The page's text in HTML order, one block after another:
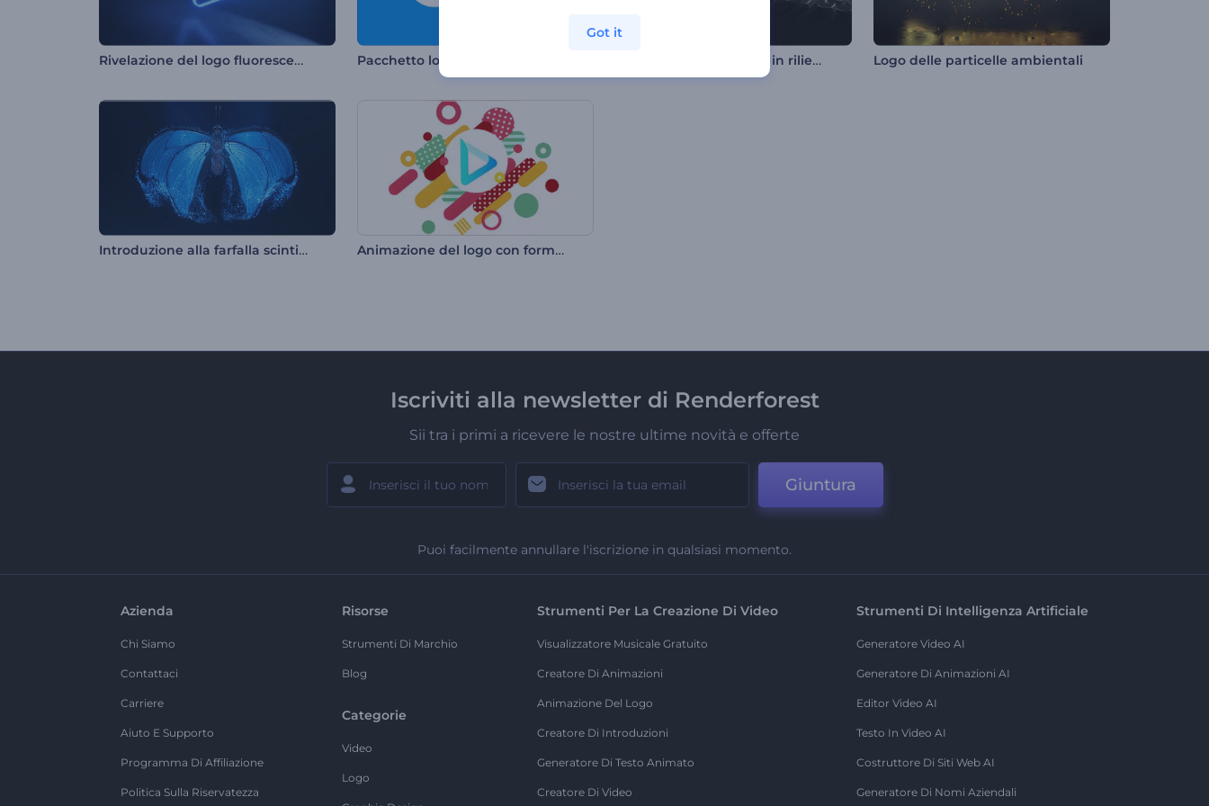
Rivelazione del logo fluorescente Pacchetto logo minimale Rivelazione del logo 3D in rilievo Logo delle particelle ambientali
Introduzione alla farfalla scintillante Animazione del logo con forme colorate
Iscriviti alla newsletter di Renderforest
Sii tra i primi a ricevere le nostre ultime novità e offerte
Giuntura
Puoi facilmente annullare l'iscrizione in qualsiasi momento.
Azienda
Chi Siamo
Contattaci
Carriere
Aiuto E Supporto
Programma Di Affiliazione
Politica Sulla Riservatezza
Risorse
Strumenti Di Marchio
Blog
Categorie
Video
Logo
Strumenti Per La Creazione Di Video
Visualizzatore Musicale Gratuito
Creatore Di Animazioni
Animazione Del Logo
Creatore Di Introduzioni
Generatore Di Testo Animato
Creatore Di Video
Strumenti Di Intelligenza Artificiale
Generatore Video AI
Generatore Di Animazioni AI
Editor Video AI
Testo In Video AI
Costruttore Di Siti Web AI
Generatore Di Nomi Aziendali
Got it